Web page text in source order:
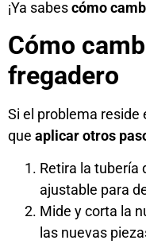
¡Ya sabescómo
Cómo
fregadero
Si el problema reside
que aplicar otros
Retira la tubería
ajustable para
Mide y corta la
las nuevas